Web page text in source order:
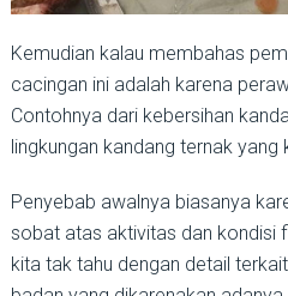
Kemudian kalau membahas
cacingan ini adalah karena
Contohnya dari kebersihan
lingkungan kandang ternak yang
Penyebab awalnya biasanya
sobat atas aktivitas dan kondisi
kita tak tahu dengan detail